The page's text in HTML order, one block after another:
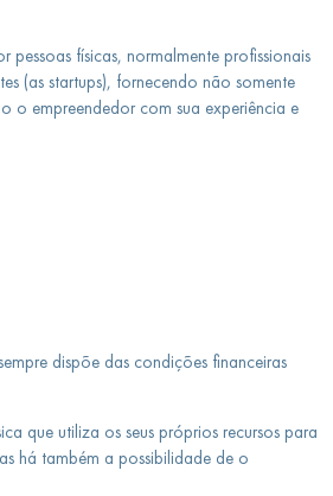
físicas, normalmente profissionais
(as startups), fornecendo não somente
o empreendedor com sua experiência e
dispõe das condições financeiras
que utiliza os seus próprios recursos para
há também a possibilidade de o